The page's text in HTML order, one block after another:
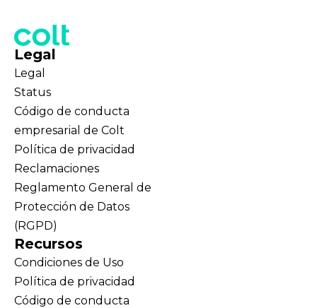
Legal
Legal
Status
Código de conducta
empresarial de Colt
Política de privacidad
Reclamaciones
Reglamento General de
Protección de Datos
(RGPD)
Recursos
Condiciones de Uso
Política de privacidad
Código de conducta